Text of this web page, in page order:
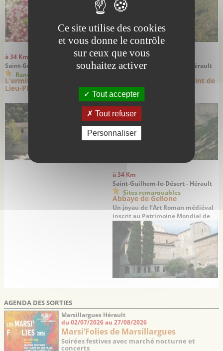
à 34 Km
Saint-Guilhem-le-Désert - Hérault
Randonnées
L'ermitage Notre-Dame-de-
Lieu-Plaisant
à 34 Km
Saint-Guilhem-le-Désert - Hérault
Les Fenestrelles et le point de
vue "Max Nègre"
à 34 Km
Saint-Guilhem-le-Désert - Hérault
Sites remarquables
Abbaye de Gellone
Un joyau de l’Art Roman médiéval
inscrit au Patrimoine Mondial de
l’UNESCO
AGENDA DES SORTIES
Marsillargues Hérault
du 02/07/2026 au 27/08/2026
Marsi’Folies de Marsillargues
Soirées festives avec marché nocturne et
concerts
Ce site utilise des cookies
et vous donne le contrôle
sur ceux que vous
souhaitez activer
Tout accepter
Tout refuser
Personnaliser